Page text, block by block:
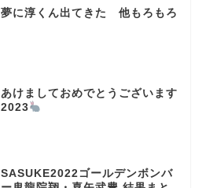
夢に淳くん出てきた 他もろもろ
あけましておめでとうございます
2023
SASUKE2022ゴールデンボンバ